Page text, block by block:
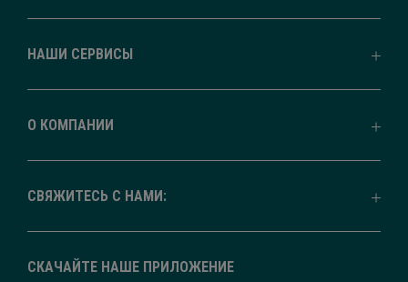
НАШИ СЕРВИСЫ
О КОМПАНИИ
СВЯЖИТЕСЬ С НАМИ:
СКАЧАЙТЕ НАШЕ ПРИЛОЖЕНИЕ